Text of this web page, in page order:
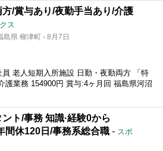
/賞与あり/夜勤手当あり/介護
ス
島県 柳津町 - 8月7日
員 老人短期入所施設 日勤・夜勤両方 「特
護業務 154900円 賞与:4ヶ月回 福島県河沼
ト/事務 知識·経験0から
間休120日/事務系総合職 - スポ